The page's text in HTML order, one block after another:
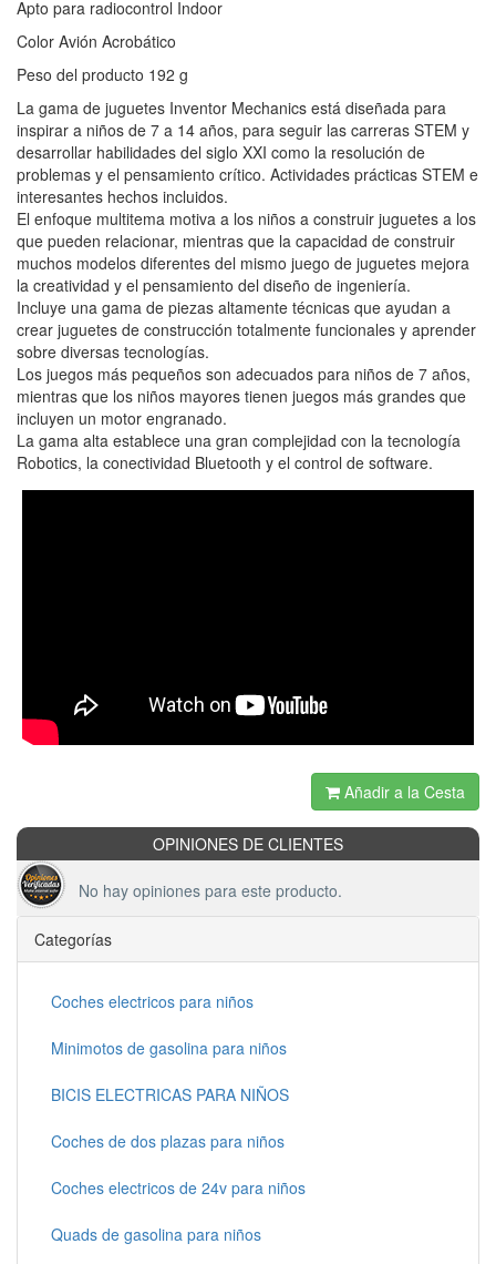
Apto para radiocontrol ‎Indoor
Color ‎Avión Acrobático
Peso del producto ‎192 g
La gama de juguetes Inventor Mechanics está diseñada para
inspirar a niños de 7 a 14 años, para seguir las carreras STEM y
desarrollar habilidades del siglo XXI como la resolución de
problemas y el pensamiento crítico. Actividades prácticas STEM e
interesantes hechos incluidos.
El enfoque multitema motiva a los niños a construir juguetes a los
que pueden relacionar, mientras que la capacidad de construir
muchos modelos diferentes del mismo juego de juguetes mejora
la creatividad y el pensamiento del diseño de ingeniería.
Incluye una gama de piezas altamente técnicas que ayudan a
crear juguetes de construcción totalmente funcionales y aprender
sobre diversas tecnologías.
Los juegos más pequeños son adecuados para niños de 7 años,
mientras que los niños mayores tienen juegos más grandes que
incluyen un motor engranado.
La gama alta establece una gran complejidad con la tecnología
Robotics, la conectividad Bluetooth y el control de software.
Añadir a la Cesta
OPINIONES DE CLIENTES
No hay opiniones para este producto.
Categorías
Coches electricos para niños
Minimotos de gasolina para niños
BICIS ELECTRICAS PARA NIÑOS
Coches de dos plazas para niños
Coches electricos de 24v para niños
Quads de gasolina para niños